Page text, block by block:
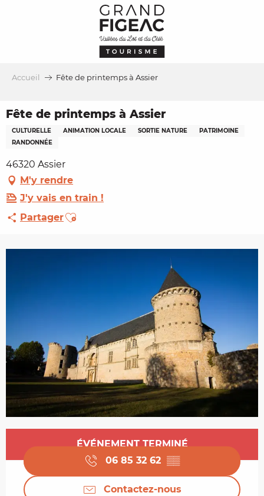
Accueil Fête de printemps à Assier
Fête de printemps à Assier
CULTURELLE ANIMATION LOCALE SORTIE NATURE
PATRIMOINE
RANDONNÉE
46320 Assier
M'y rendre
J'y vais en train !
PartagerAjouter aux favoris
Ouverture et coordonnées
ÉVÉNEMENT TERMINÉ
06 85 32 62 ▒▒
Contactez-nous